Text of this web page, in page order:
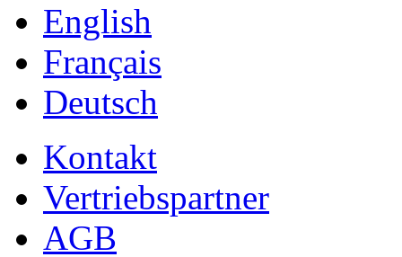
English
Français
Deutsch
Kontakt
Vertriebspartner
AGB